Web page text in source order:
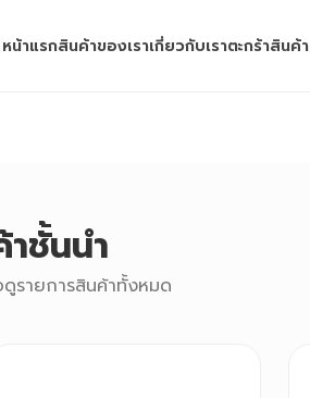
หน้าแรกสินค้าของเราเกี่ยวกับเราตะกร้าสินค้า
ชั้นนำ
รายการสินค้าทั้งหมด